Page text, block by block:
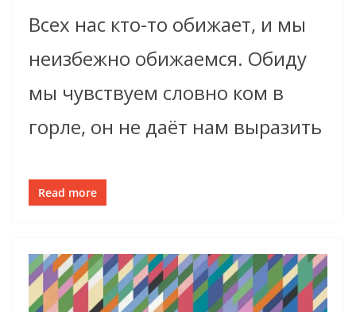
Всех нас кто-то обижает, и мы
неизбежно обижаемся. Обиду
мы чувствуем словно ком в
горле, он не даёт нам выразить
Read more